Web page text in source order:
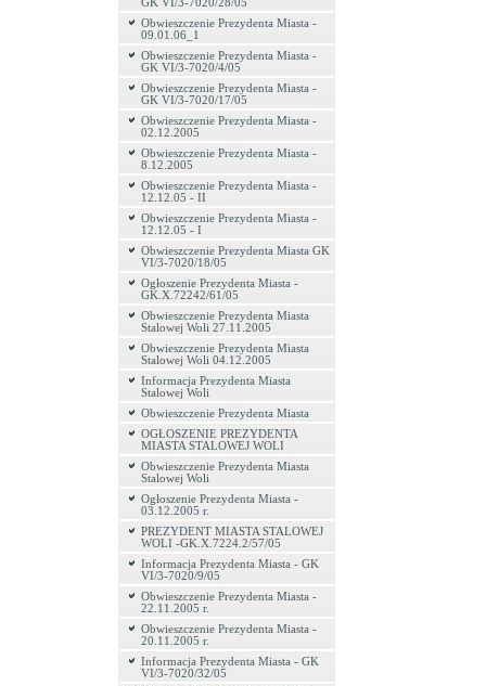
GK VI/3-7020/28/05
Obwieszczenie Prezydenta Miasta -
09.01.06_1
Obwieszczenie Prezydenta Miasta -
GK VI/3-7020/4/05
Obwieszczenie Prezydenta Miasta -
GK VI/3-7020/17/05
Obwieszczenie Prezydenta Miasta -
02.12.2005
Obwieszczenie Prezydenta Miasta -
8.12.2005
Obwieszczenie Prezydenta Miasta -
12.12.05 - II
Obwieszczenie Prezydenta Miasta -
12.12.05 - I
Obwieszczenie Prezydenta Miasta GK
VI/3-7020/18/05
Ogłoszenie Prezydenta Miasta -
GK.X.72242/61/05
Obwieszczenie Prezydenta Miasta
Stalowej Woli 27.11.2005
Obwieszczenie Prezydenta Miasta
Stalowej Woli 04.12.2005
Informacja Prezydenta Miasta
Stalowej Woli
Obwieszczenie Prezydenta Miasta
OGŁOSZENIE PREZYDENTA
MIASTA STALOWEJ WOLI
Obwieszczenie Prezydenta Miasta
Stalowej Woli
Ogłoszenie Prezydenta Miasta -
03.12.2005 r.
PREZYDENT MIASTA STALOWEJ
WOLI -GK.X.7224.2/57/05
Informacja Prezydenta Miasta - GK
VI/3-7020/9/05
Obwieszczenie Prezydenta Miasta -
22.11.2005 r.
Obwieszczenie Prezydenta Miasta -
20.11.2005 r.
Informacja Prezydenta Miasta - GK
VI/3-7020/32/05